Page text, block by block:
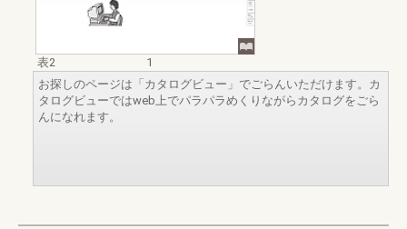
表2
1
お探しのページは「カタログビュー」でごらんいただけます。カ
タログビューではweb上でパラパラめくりながらカタログをごら
んになれます。